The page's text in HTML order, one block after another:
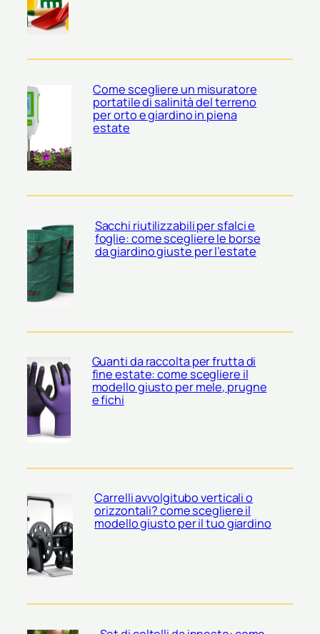
Come scegliere un misuratore
portatile di salinità del terreno
per orto e giardino in piena
estate
Sacchi riutilizzabili per sfalci e
foglie: come scegliere le borse
da giardino giuste per l’estate
Guanti da raccolta per frutta di
fine estate: come scegliere il
modello giusto per mele, prugne
e fichi
Carrelli avvolgitubo verticali o
orizzontali? come scegliere il
modello giusto per il tuo giardino